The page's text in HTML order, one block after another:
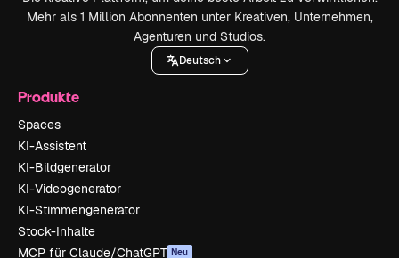
Mehr als 1 Million Abonnenten unter Kreativen, Unternehmen,
Agenturen und Studios.
Deutsch
Produkte
Spaces
KI-Assistent
KI-Bildgenerator
KI-Videogenerator
KI-Stimmengenerator
Stock-Inhalte
MCP für Claude/ChatGPT Neu